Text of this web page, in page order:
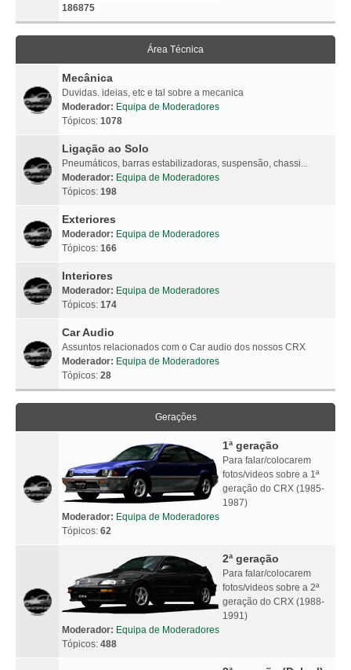
186875
Área Técnica
Mecânica
Duvidas. ideias, etc e tal sobre a mecanica
Moderador: Equipa de Moderadores
Tópicos: 1078
Ligação ao Solo
Pneumáticos, barras estabilizadoras, suspensão, chassi...
Moderador: Equipa de Moderadores
Tópicos: 198
Exteriores
Moderador: Equipa de Moderadores
Tópicos: 166
Interiores
Moderador: Equipa de Moderadores
Tópicos: 174
Car Audio
Assuntos relacionados com o Car audio dos nossos CRX
Moderador: Equipa de Moderadores
Tópicos: 28
Gerações
1ª geração
Para falar/colocarem
fotos/videos sobre a 1ª
geração do CRX (1985-
1987)
Moderador: Equipa de Moderadores
Tópicos: 62
2ª geração
Para falar/colocarem
fotos/videos sobre a 2ª
geração do CRX (1988-
1991)
Moderador: Equipa de Moderadores
Tópicos: 488